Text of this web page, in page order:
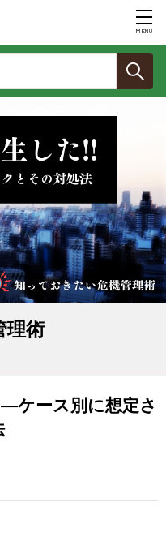
MENU
理術
ケース別に想定さ